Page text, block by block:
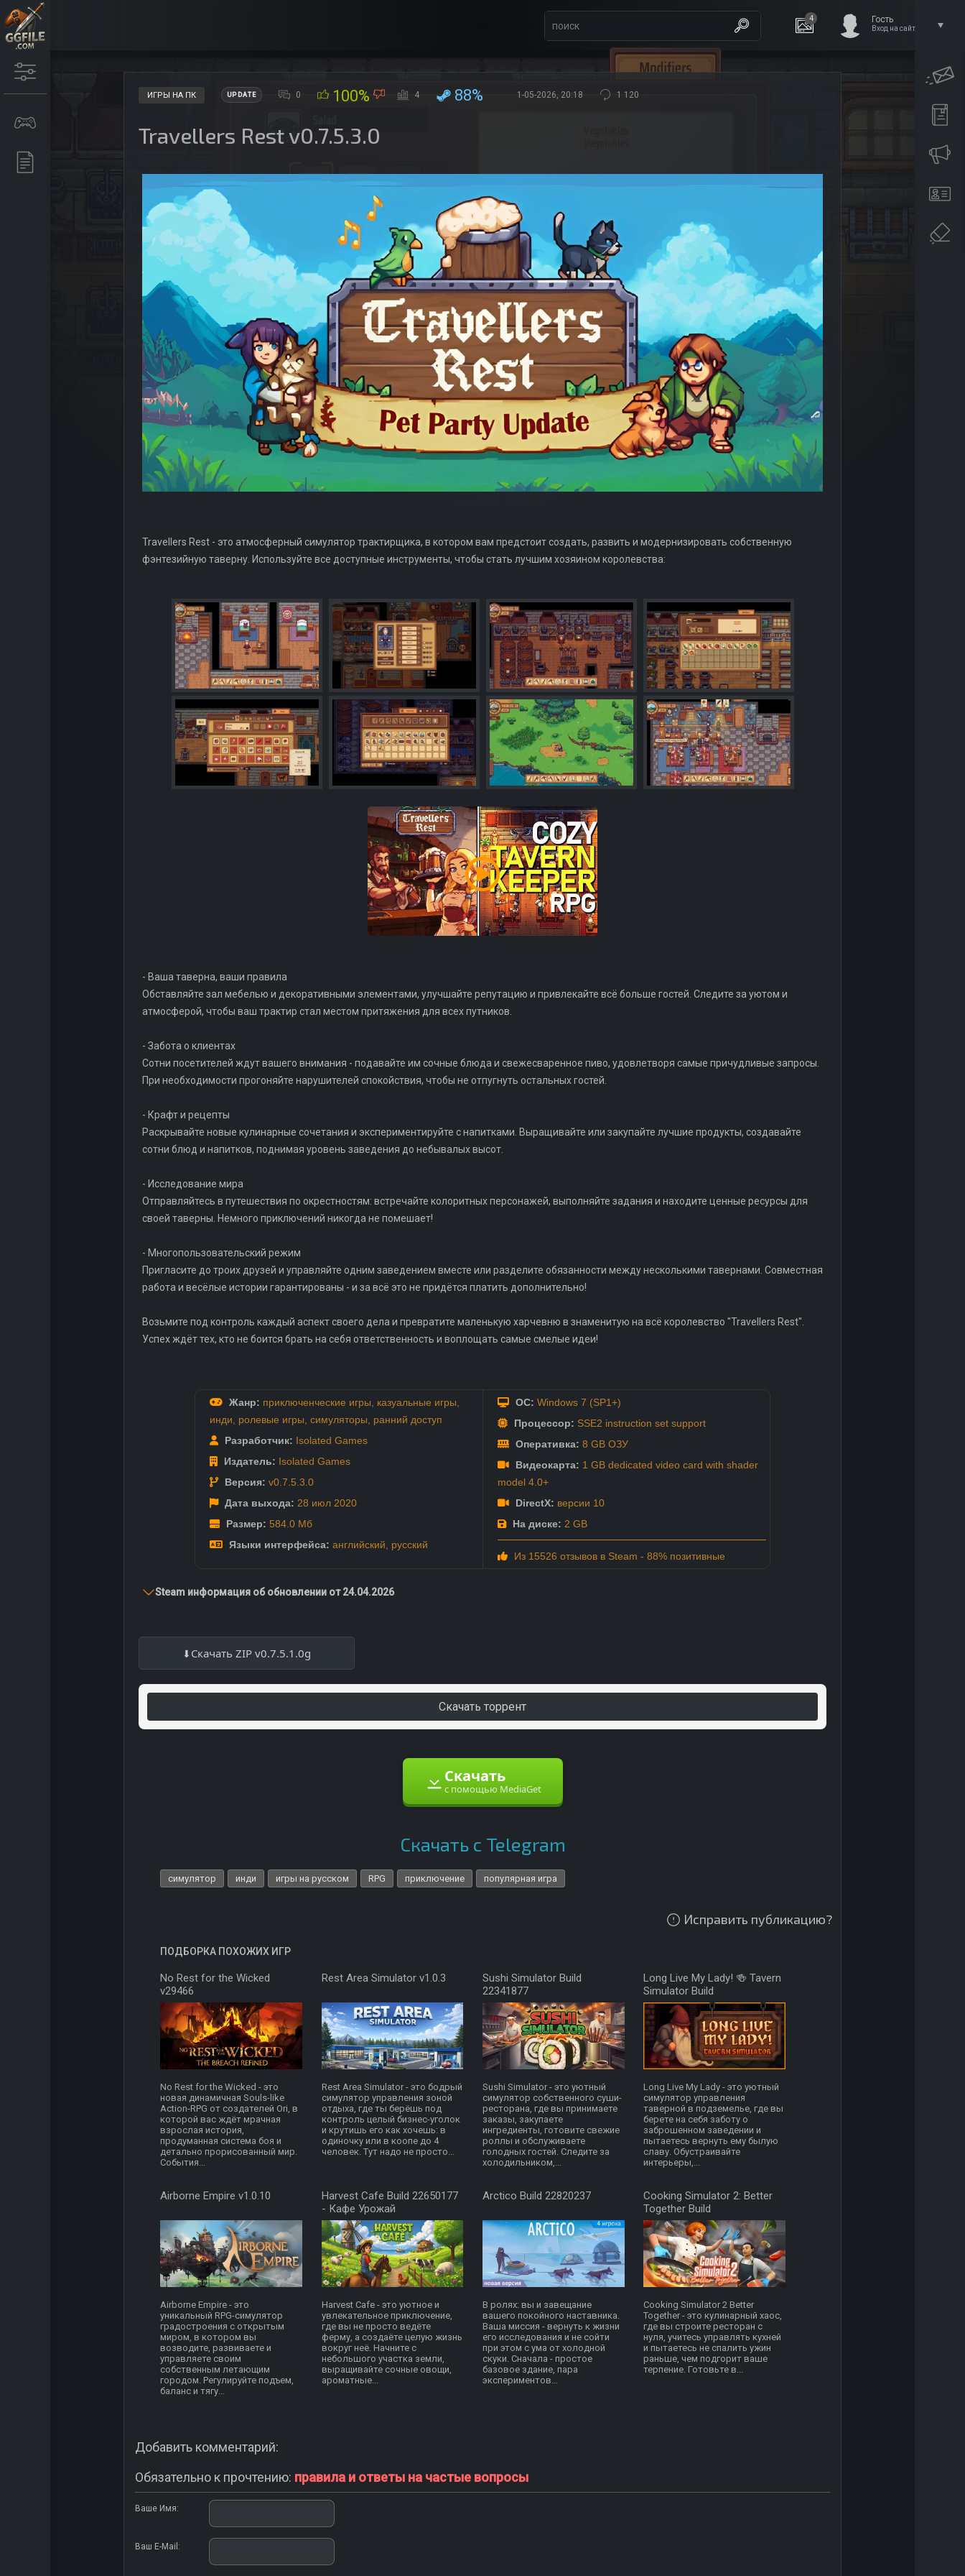
4 Гость
Вход на сайт
ИГРЫ НА ПК UPDATE 0 100% 4 88% 1-05-2026, 20:18 1 120
Travellers Rest v0.7.5.3.0
Travellers Rest - это атмосферный симулятор трактирщика, в котором вам предстоит создать, развить и модернизировать собственную
фэнтезийную таверну. Используйте все доступные инструменты, чтобы стать лучшим хозяином королевства:
- Ваша таверна, ваши правила
Обставляйте зал мебелью и декоративными элементами, улучшайте репутацию и привлекайте всё больше гостей. Следите за уютом и
атмосферой, чтобы ваш трактир стал местом притяжения для всех путников.
- Забота о клиентах
Сотни посетителей ждут вашего внимания - подавайте им сочные блюда и свежесваренное пиво, удовлетворя самые причудливые запросы.
При необходимости прогоняйте нарушителей спокойствия, чтобы не отпугнуть остальных гостей.
- Крафт и рецепты
Раскрывайте новые кулинарные сочетания и экспериментируйте с напитками. Выращивайте или закупайте лучшие продукты, создавайте
сотни блюд и напитков, поднимая уровень заведения до небывалых высот.
- Исследование мира
Отправляйтесь в путешествия по окрестностям: встречайте колоритных персонажей, выполняйте задания и находите ценные ресурсы для
своей таверны. Немного приключений никогда не помешает!
- Многопользовательский режим
Пригласите до троих друзей и управляйте одним заведением вместе или разделите обязанности между несколькими тавернами. Совместная
работа и весёлые истории гарантированы - и за всё это не придётся платить дополнительно!
Возьмите под контроль каждый аспект своего дела и превратите маленькую харчевню в знаменитую на всё королевство "Travellers Rest".
Успех ждёт тех, кто не боится брать на себя ответственность и воплощать самые смелые идеи!
Жанр: приключенческие игры, казуальные игры,
инди, ролевые игры, симуляторы, ранний доступ
Разработчик: Isolated Games
Издатель: Isolated Games
Версия: v0.7.5.3.0
Дата выхода: 28 июл 2020
Размер: 584.0 Мб
Языки интерфейса: английский, русский
ОС: Windows 7 (SP1+)
Процессор: SSE2 instruction set support
Оперативка: 8 GB ОЗУ
Видеокарта: 1 GB dedicated video card with shader
model 4.0+
DirectX: версии 10
На диске: 2 GB
Из 15526 отзывов в Steam - 88% позитивные
Steam информация об обновлении от 24.04.2026
Скачать ZIP v0.7.5.1.0g
Скачать торрент
Скачать
с помощью MediaGet
Скачать с Telegram
симулятор инди игры на русском RPG приключение популярная игра
Исправить публикацию?
ПОДБОРКА ПОХОЖИХ ИГР
No Rest for the Wicked
v29466
No Rest for the Wicked - это
новая динамичная Souls-like
Action-RPG от создателей Ori, в
которой вас ждёт мрачная
взрослая история,
продуманная система боя и
детально прорисованный мир.
События...
Rest Area Simulator v1.0.3
Rest Area Simulator - это бодрый
симулятор управления зоной
отдыха, где ты берёшь под
контроль целый бизнес-уголок
и крутишь его как хочешь: в
одиночку или в коопе до 4
человек. Тут надо не просто...
Sushi Simulator Build
22341877
Sushi Simulator - это уютный
симулятор собственного суши-
ресторана, где вы принимаете
заказы, закупаете
ингредиенты, готовите свежие
роллы и обслуживаете
голодных гостей. Следите за
холодильником,...
Long Live My Lady! 🍻 Tavern
Simulator Build
Long Live My Lady - это уютный
симулятор управления
таверной в подземелье, где вы
берете на себя заботу о
заброшенном заведении и
пытаетесь вернуть ему былую
славу. Обустраивайте
интерьеры,...
Airborne Empire v1.0.10
Airborne Empire - это
уникальный RPG-симулятор
градостроения с открытым
миром, в котором вы
возводите, развиваете и
управляете своим
собственным летающим
городом. Регулируйте подъем,
баланс и тягу...
Harvest Cafe Build 22650177
- Кафе Урожай
Harvest Cafe - это уютное и
увлекательное приключение,
где вы не просто ведёте
ферму, а создаёте целую жизнь
вокруг неё. Начните с
небольшого участка земли,
выращивайте сочные овощи,
ароматные...
Arctico Build 22820237
В ролях: вы и завещание
вашего покойного наставника.
Ваша миссия - вернуть к жизни
его исследования и не сойти
при этом с ума от холодной
скуки. Сначала - простое
базовое здание, пара
экспериментов...
Cooking Simulator 2: Better
Together Build
Cooking Simulator 2 Better
Together - это кулинарный хаос,
где вы строите ресторан с
нуля, учитесь управлять кухней
и пытаетесь не спалить ужин
раньше, чем подгорит ваше
терпение. Готовьте в...
Добавить комментарий:
Обязательно к прочтению: правила и ответы на частые вопросы
Ваше Имя:
Ваш E-Mail: